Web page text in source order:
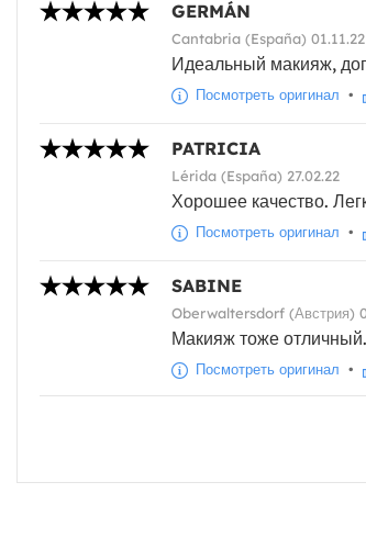
GERMÁN
Cantabria (España) 01.11.22
Идеальный макияж,
Посмотреть оригинал •
PATRICIA
Lérida (España) 27.02.22
Хорошее качество.
Посмотреть оригинал •
SABINE
Oberwaltersdorf (Австрия)
Макияж тоже
Посмотреть оригинал •